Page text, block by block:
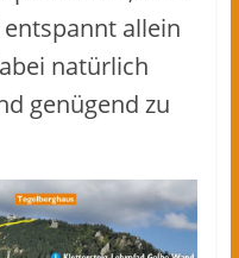
allein
natürlich
genügend zu